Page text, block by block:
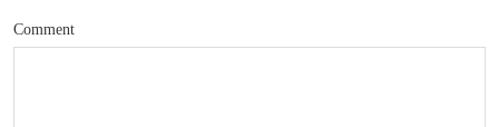
Comment